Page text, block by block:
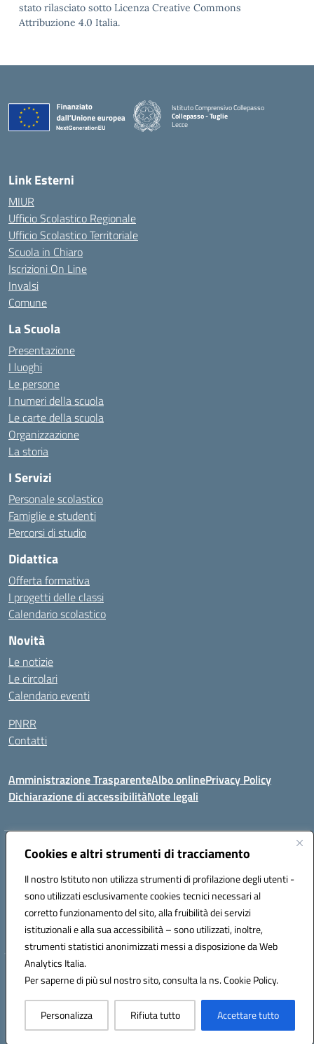
Cookies e altri strumenti di tracciamento
Il nostro Istituto non utilizza strumenti di profilazione degli utenti -
sono utilizzati esclusivamente cookies tecnici necessari al
corretto funzionamento del sito, alla fruibilità dei servizi
istituzionali e alla sua accessibilità – sono utilizzati, inoltre,
strumenti statistici anonimizzati messi a disposizione da Web
Analytics Italia.
Per saperne di più sul nostro sito, consulta la ns. Cookie Policy.
Personalizza Rifiuta tutto Accettare tutto
stato rilasciato sotto Licenza Creative Commons
Attribuzione 4.0 Italia.
Istituto Comprensivo Collepasso
Collepasso - Tuglie
Lecce
Link Esterni
MIUR
Ufficio Scolastico Regionale
Ufficio Scolastico Territoriale
Scuola in Chiaro
Iscrizioni On Line
Invalsi
Comune
La Scuola
Presentazione
I luoghi
Le persone
I numeri della scuola
Le carte della scuola
Organizzazione
La storia
I Servizi
Personale scolastico
Famiglie e studenti
Percorsi di studio
Didattica
Offerta formativa
I progetti delle classi
Calendario scolastico
Novità
Le notizie
Le circolari
Calendario eventi
PNRR
Contatti
Amministrazione TrasparenteAlbo onlinePrivacy Policy
Dichiarazione di accessibilitàNote legali
Indirizzo:Via del Bosco 63 - 73040 Collepasso (LE)
Posta elettronica certificata (PEC):leic82200b@pec.istruzione.it
Codice fiscale: 90018440751
Codice meccanografico: LEIC82200B
Hosting & Powered by 3D Solution S.r.l.
Concept & Design by Designers Italia